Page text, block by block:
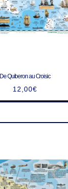
De Quiberon au Croisic
12,00€